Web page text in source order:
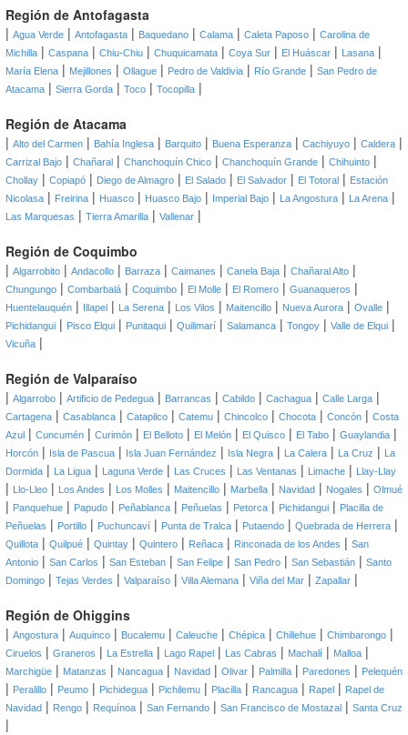
Región de Antofagasta
| Agua Verde | Antofagasta | Baquedano | Calama | Caleta Paposo | Carolina de
Michilla | Caspana | Chiu-Chiu | Chuquicamata | Coya Sur | El Huáscar | Lasana |
María Elena | Mejillones | Ollague | Pedro de Valdivia | Río Grande | San Pedro de
Atacama | Sierra Gorda | Toco | Tocopilla |
Región de Atacama
| Alto del Carmen | Bahía Inglesa | Barquito | Buena Esperanza | Cachiyuyo | Caldera |
Carrizal Bajo | Chañaral | Chanchoquín Chico | Chanchoquín Grande | Chihuinto |
Chollay | Copiapó | Diego de Almagro | El Salado | El Salvador | El Totoral | Estación
Nicolasa | Freirina | Huasco | Huasco Bajo | Imperial Bajo | La Angostura | La Arena |
Las Marquesas | Tierra Amarilla | Vallenar |
Región de Coquimbo
| Algarrobito | Andacollo | Barraza | Caimanes | Canela Baja | Chañaral Alto |
Chungungo | Combarbalá | Coquimbo | El Molle | El Romero | Guanaqueros |
Huentelauquén | Illapel | La Serena | Los Vilos | Maitencillo | Nueva Aurora | Ovalle |
Pichidangui | Pisco Elqui | Punitaqui | Quilimarí | Salamanca | Tongoy | Valle de Elqui |
Vicuña |
Región de Valparaíso
| Algarrobo | Artificio de Pedegua | Barrancas | Cabildo | Cachagua | Calle Larga |
Cartagena | Casablanca | Catapilco | Catemu | Chincolco | Chocota | Concón | Costa
Azul | Cuncumén | Curimón | El Belloto | El Melón | El Quisco | El Tabo | Guaylandia |
Horcón | Isla de Pascua | Isla Juan Fernández | Isla Negra | La Calera | La Cruz |
La
Dormida | La Ligua | Laguna Verde | Las Cruces | Las Ventanas | Limache | Llay-Llay
| Llo-Lleo | Los Andes | Los Molles | Maitencillo | Marbella | Navidad | Nogales | Olmué
| Panquehue | Papudo | Peñablanca | Peñuelas | Petorca | Pichidangui | Placilla de
Peñuelas | Portillo | Puchuncaví | Punta de Tralca | Putaendo | Quebrada de Herrera |
Quillota | Quilpué | Quintay | Quintero | Reñaca | Rinconada de los Andes | San
Antonio | San Carlos | San Esteban | San Felipe | San Pedro | San Sebastián | Santo
Domingo | Tejas Verdes | Valparaíso | Villa Alemana | Viña del Mar | Zapallar |
Región de Ohiggins
| Angostura | Auquinco | Bucalemu | Caleuche | Chépica | Chillehue | Chimbarongo |
Ciruelos | Graneros | La Estrella | Lago Rapel | Las Cabras | Machalí | Malloa |
Marchigüe | Matanzas | Nancagua | Navidad | Olivar | Palmilla | Paredones | Pelequén
| Peralillo | Peumo | Pichidegua | Pichilemu | Placilla | Rancagua | Rapel | Rapel de
Navidad | Rengo | Requínoa | San Fernando | San Francisco de Mostazal | Santa Cruz
|